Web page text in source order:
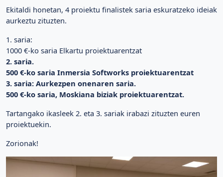
Ekitaldi honetan, 4 proiektu finalistek saria eskuratzeko ideiak
aurkeztu zituzten.
1. saria:
1000 €-ko saria Elkartu proiektuarentzat
2. saria.
500 €-ko saria Inmersia Softworks proiektuarentzat
3. saria: Aurkezpen onenaren saria.
500 €-ko saria, Moskiana biziak proiektuarentzat.
Tartangako ikasleek 2. eta 3. sariak irabazi zituzten euren
proiektuekin.
Zorionak!